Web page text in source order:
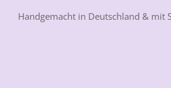
Handgemacht in Deutschland & mit